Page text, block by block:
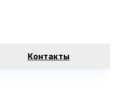
Контакты